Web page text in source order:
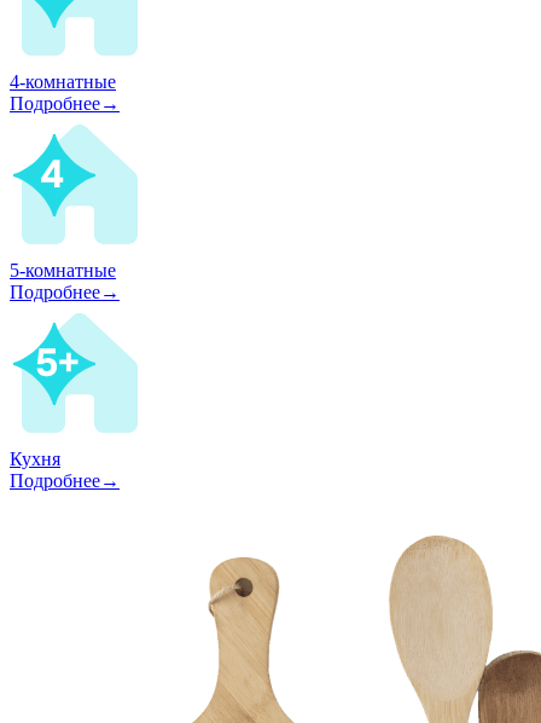
4-комнатные
Подробнее→
5-комнатные
Подробнее→
Кухня
Подробнее→